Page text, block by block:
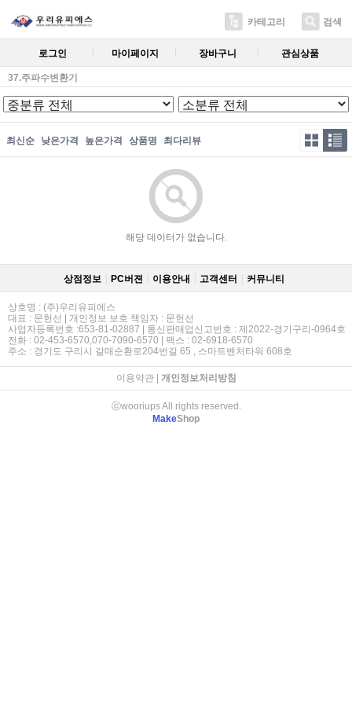
카테고리 검색
로그인 마이페이지 장바구니 관심상품
37.주파수변환기
최신순 낮은가격 높은가격 상품명 최다리뷰
해당 데이터가 없습니다.
상점정보 PC버젼 이용안내 고객센터 커뮤니티
상호명 : (주)우리유피에스
대표 : 문헌선 | 개인정보 보호 책임자 : 문헌선
사업자등록번호 :653-81-02887 | 통신판매업신고번호 : 제2022-경기구리-0964호
전화 : 02-453-6570,070-7090-6570 | 팩스 : 02-6918-6570
주소 : 경기도 구리시 갈매순환로204번길 65 , 스마트벤처타워 608호
이용약관| 개인정보처리방침
ⓒwooriups All rights reserved.
MakeShop